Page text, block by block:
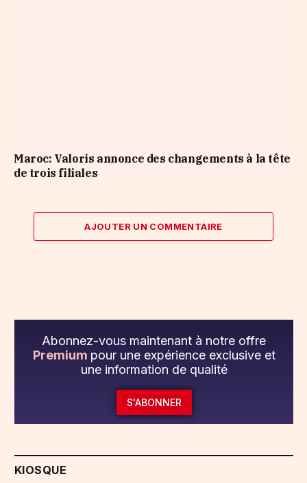
Maroc: Valoris annonce des changements à la tête
de trois filiales
AJOUTER UN COMMENTAIRE
Abonnez-vous maintenant à notre offre
Premium pour une expérience exclusive et
une information de qualité
S'ABONNER
KIOSQUE